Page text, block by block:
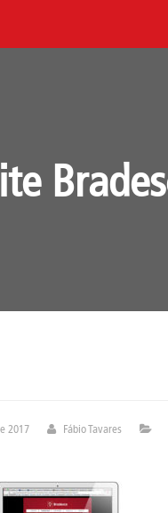
2017 Fábio Tavares